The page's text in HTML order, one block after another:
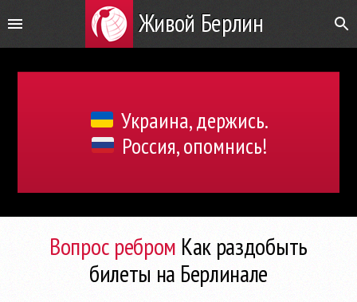
Живой Берлин
Украина, держись.
Россия, опомнись!
Вопрос ребром Как раздобыть
билеты на Берлинале